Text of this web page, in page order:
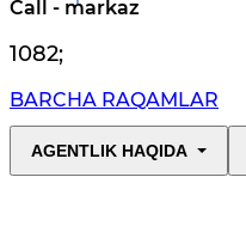
Call - markaz
1082;
BARCHA RAQAMLAR
AGENTLIK HAQIDA